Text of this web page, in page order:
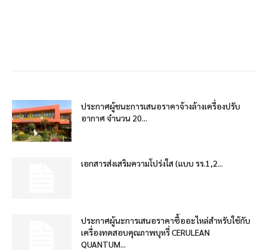
ประกาศผู้ชนะการเสนอราคาจ้างล้างเครื่องปรับ
อากาศ จำนวน 20...
เอกสารส่งเสริมความโปร่งใส (แบบ รร.1,2...
ประกาศผู้นะการเสนอราคาซื้ออะไหล่สำหรับใช้กับ
เครื่องทดสอบคุณภาพบุหรี่ CERULEAN
QUANTUM...